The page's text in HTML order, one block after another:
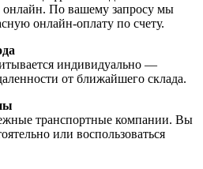
онлайн. По вашему запросу мы
онлайн-оплату по счету.
индивидуально —
от ближайшего склада.
транспортные компании. Вы
или воспользоваться